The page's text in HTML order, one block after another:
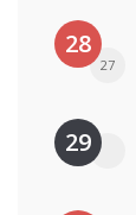
28
27
29